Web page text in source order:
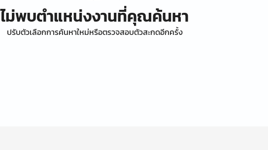
ไม่พบตำแหน่งงานที่คุณค้นหา
ปรับตัวเลือกการค้นหาใหม่หรือตรวจสอบตัวสะกดอีกครั้ง